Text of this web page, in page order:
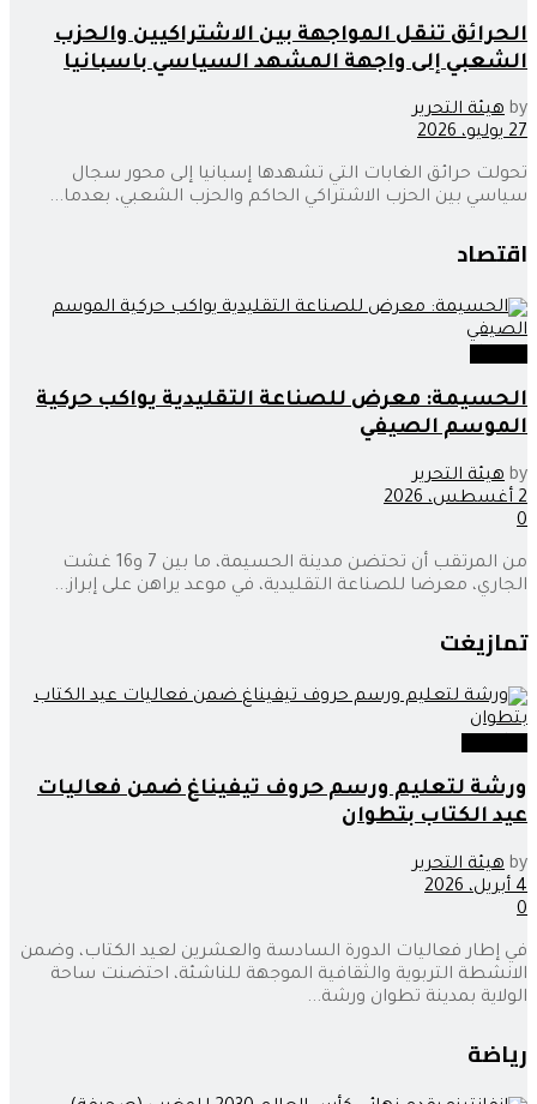
الحرائق تنقل المواجهة بين الاشتراكيين والحزب
الشعبي إلى واجهة المشهد السياسي باسبانيا
by هيئة التحرير
27 يوليو، 2026
تحولت حرائق الغابات التي تشهدها إسبانيا إلى محور سجال
سياسي بين الحزب الاشتراكي الحاكم والحزب الشعبي، بعدما...
اقتصاد
الحسيمة: معرض للصناعة التقليدية يواكب حركية
الموسم الصيفي
by هيئة التحرير
2 أغسطس، 2026
0
من المرتقب أن تحتضن مدينة الحسيمة، ما بين 7 و16 غشت
الجاري، معرضا للصناعة التقليدية، في موعد يراهن على إبراز...
تمازيغت
ورشة لتعليم ورسم حروف تيفيناغ ضمن فعاليات
عيد الكتاب بتطوان
by هيئة التحرير
4 أبريل، 2026
0
في إطار فعاليات الدورة السادسة والعشرين لعيد الكتاب، وضمن
الانشطة التربوية والثقافية الموجهة للناشئة، احتضنت ساحة
الولاية بمدينة تطوان ورشة...
رياضة